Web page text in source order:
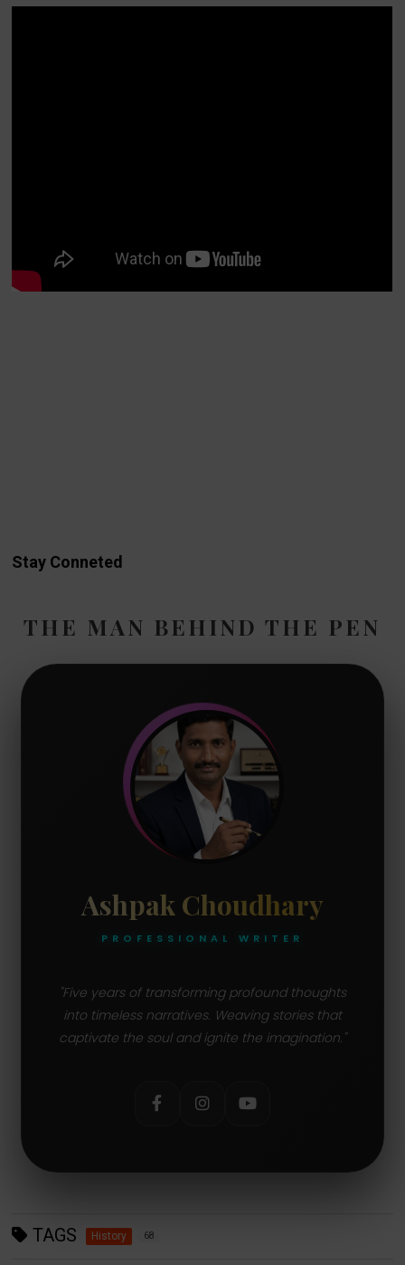
Stay Conneted
THE MAN BEHIND THE PEN
Ashpak Choudhary
PROFESSIONAL WRITER
"Five years of transforming profound thoughts
into timeless narratives. Weaving stories that
captivate the soul and ignite the imagination."
TAGS History 68